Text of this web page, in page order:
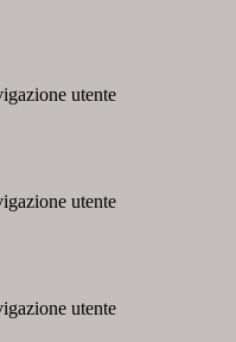
utente
utente
utente